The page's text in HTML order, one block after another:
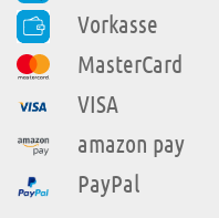
Vorkasse
MasterCard
VISA
amazon pay
PayPal